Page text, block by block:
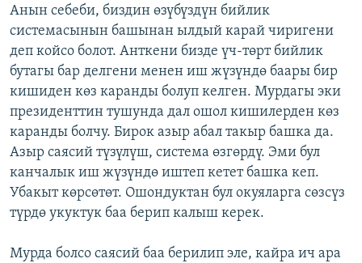
Анын себеби, биздин өзүбүздүн бийлик
системасынын башынан ылдый карай чиригени
деп койсо болот. Анткени бизде үч-төрт бийлик
бутагы бар делгени менен иш жүзүндө баары бир
кишиден көз каранды болуп келген. Мурдагы эки
президенттин тушунда дал ошол кишилерден көз
каранды болчу. Бирок азыр абал такыр башка да.
Азыр саясий түзүлүш, система өзгөрдү. Эми бул
канчалык иш жүзүндө иштеп кетет башка кеп.
Убакыт көрсөтөт. Ошондуктан бул окуяларга сөзсүз
түрдө укуктук баа берип калыш керек.
Мурда болсо саясий баа берилип эле, кайра ич ара